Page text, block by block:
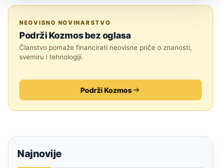
NEOVISNO NOVINARSTVO
Podrži Kozmos bez oglasa
Članstvo pomaže financirati neovisne priče o znanosti,
svemiru i tehnologiji.
Podrži Kozmos
Najnovije